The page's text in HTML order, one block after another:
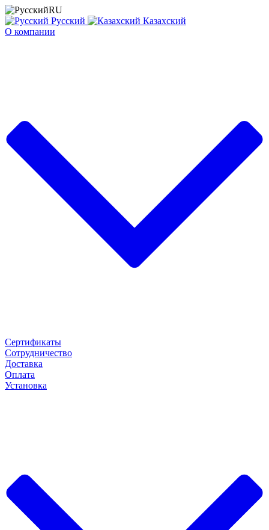
RU
Русский
Казахский
О компании
Сертификаты
Сотрудничество
Доставка
Оплата
Установка